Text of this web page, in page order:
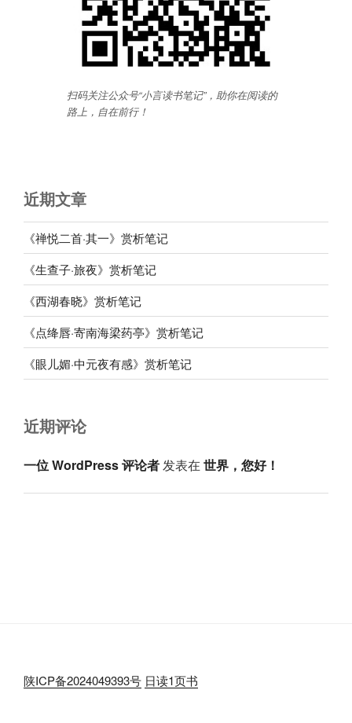
扫码关注公众号“小言读书笔记”，助你在阅读的
路上，自在前行！
近期文章
《禅悦二首·其一》赏析笔记
《生查子·旅夜》赏析笔记
《西湖春晓》赏析笔记
《点绛唇·寄南海梁药亭》赏析笔记
《眼儿媚·中元夜有感》赏析笔记
近期评论
一位 WordPress 评论者发表在 世界，您好！
陕ICP备2024049393号 日读1页书